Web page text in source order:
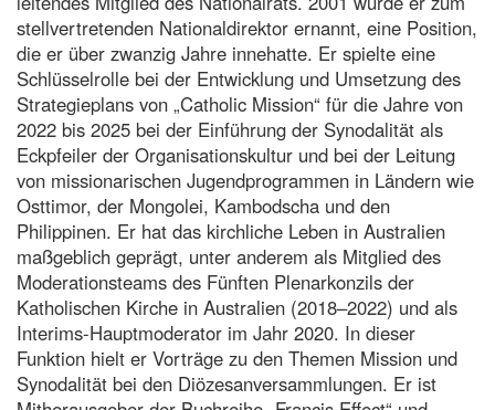
stellvertretenden Nationaldirektor ernannt, eine Position,
die er über zwanzig Jahre innehatte. Er spielte eine
Schlüsselrolle bei der Entwicklung und Umsetzung des
Strategieplans von „Catholic Mission“ für die Jahre von
2022 bis 2025 bei der Einführung der Synodalität als
Eckpfeiler der Organisationskultur und bei der Leitung
von missionarischen Jugendprogrammen in Ländern wie
Osttimor, der Mongolei, Kambodscha und den
Philippinen. Er hat das kirchliche Leben in Australien
maßgeblich geprägt, unter anderem als Mitglied des
Moderationsteams des Fünften Plenarkonzils der
Katholischen Kirche in Australien (2018–2022) und als
Interims-Hauptmoderator im Jahr 2020. In dieser
Funktion hielt er Vorträge zu den Themen Mission und
Synodalität bei den Diözesanversammlungen. Er ist